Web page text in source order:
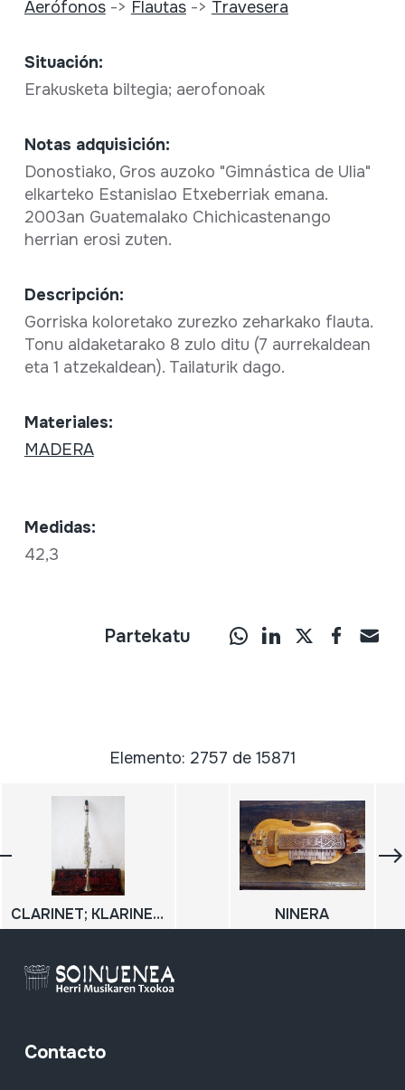
Aerófonos-> Flautas-> Travesera
Situación:
Erakusketa biltegia; aerofonoak
Notas adquisición:
Donostiako, Gros auzoko "Gimnástica de Ulia"
elkarteko Estanislao Etxeberriak emana.
2003an Guatemalako Chichicastenango
herrian erosi zuten.
Descripción:
Gorriska koloretako zurezko zeharkako flauta.
Tonu aldaketarako 8 zulo ditu (7 aurrekaldean
eta 1 atzekaldean). Tailaturik dago.
Materiales:
MADERA
Medidas:
42,3
Partekatu
Elemento: 2757 de 15871
CLARINET; KLARINETE; KLARINETE METALIKOA NINERA
Contacto